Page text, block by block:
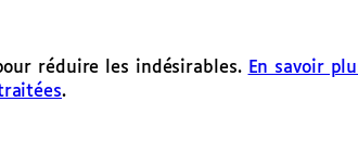
réduire les indésirables. En savoir
.